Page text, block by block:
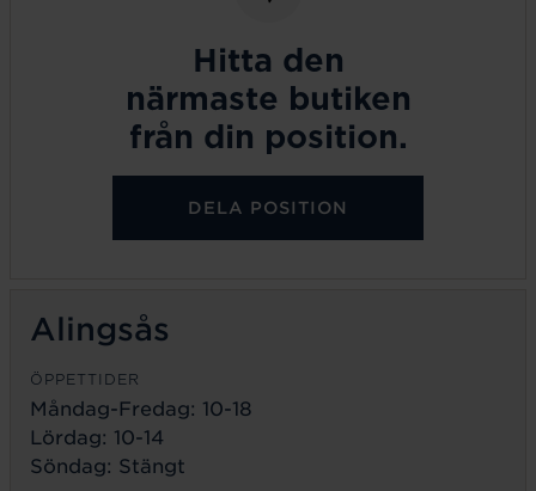
Hitta den
närmaste butiken
från din position.
DELA POSITION
Alingsås
ÖPPETTIDER
Måndag-Fredag: 10-18
Lördag: 10-14
Söndag: Stängt